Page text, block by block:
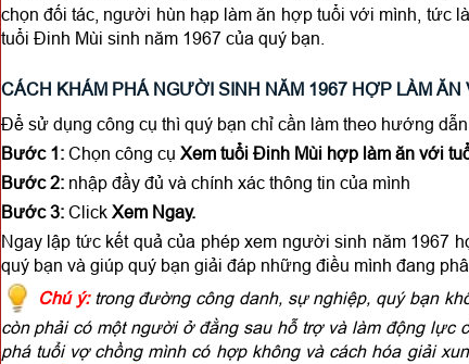
chọn đối tác, người hùn hạp làm ăn hợp tuổi với mình, tức
tuổi Đinh Mùi sinh năm 1967 của quý bạn.
CÁCH KHÁM PHÁ NGƯỜI SINH NĂM 1967 HỢP LÀM ĂN
Để sử dụng công cụ thì quý bạn chỉ cần làm theo hướng
Bước 1:Chọn công cụ Xem tuổi Đinh Mùi hợp làm ăn với
Bước 2: nhập đầy đủ và chính xác thông tin của mình
Bước 3:Click Xem Ngay.
Ngay lập tức kết quả của phép xem người sinh năm 1967
quý bạn và giúp quý bạn giải đáp những điều mình đang
Chú ý:trong đường công danh, sự nghiệp, quý bạn
còn phải có một người ở đằng sau hỗ trợ và làm động lực
phá tuổi vợ chồng mình có hợp không và cách hóa giải